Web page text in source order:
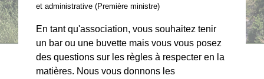
et administrative (Première ministre)
En tant qu'association, vous souhaitez tenir
un bar ou une buvette mais vous vous posez
des questions sur les règles à respecter en la
matières. Nous vous donnons les